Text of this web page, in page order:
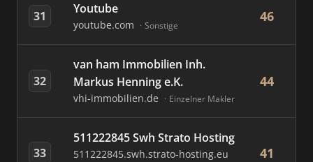
31 Youtube
youtube.com Sonstige
46
32
van ham Immobilien Inh.
Markus Henning e.K.
vhi-immobilien.de Einzelner Makler
44
33
511222845 Swh Strato Hosting
511222845.swh.strato-hosting.eu 41